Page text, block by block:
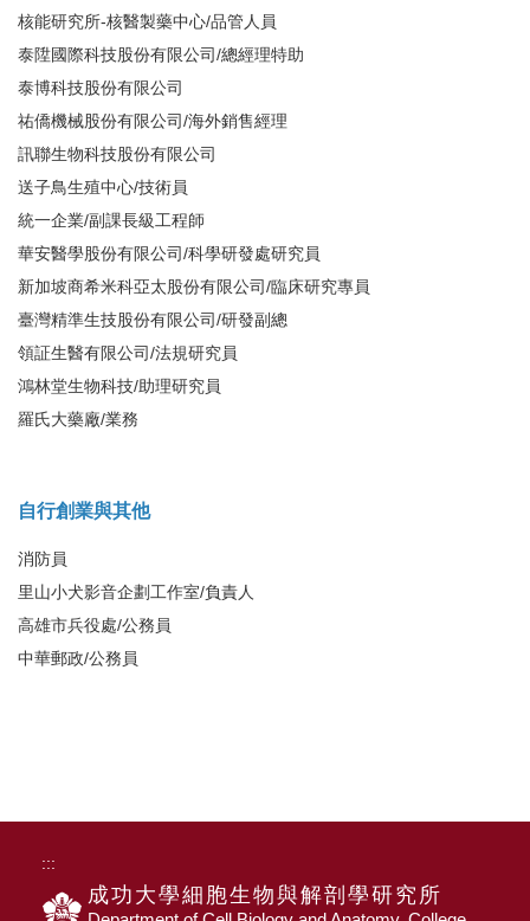
核能研究所-核醫製藥中心/品管人員
泰陞國際科技股份有限公司/總經理特助
泰博科技股份有限公司
祐僑機械股份有限公司/海外銷售經理
訊聯生物科技股份有限公司
送子鳥生殖中心/技術員
統一企業/副課長級工程師
華安醫學股份有限公司/科學研發處研究員
新加坡商希米科亞太股份有限公司/臨床研究專員
臺灣精準生技股份有限公司/研發副總
領証生醫有限公司/法規研究員
鴻林堂生物科技/助理研究員
羅氏大藥廠/業務
自行創業與其他
消防員
里山小犬影音企劃工作室/負責人
高雄市兵役處/公務員
中華郵政/公務員
:::
成功大學細胞生物與解剖學研究所